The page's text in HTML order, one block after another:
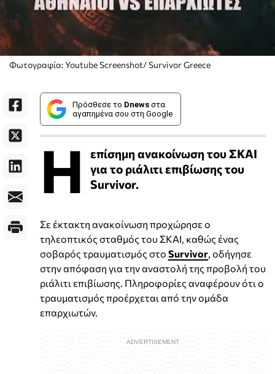
Φωτογραφία: Youtube Screenshot/ Survivor Greece
Πρόσθεσε το Dnews στα
αγαπημένα σου στη Google
Η
επίσημη ανακοίνωση του ΣΚΑΙ
για το ριάλιτι επιβίωσης του
Survivor.
Σε έκτακτη ανακοίνωση προχώρησε ο
τηλεοπτικός σταθμός του ΣΚΑΙ, καθώς ένας
σοβαρός τραυματισμός στο Survivor, οδήγησε
στην απόφαση για την αναστολή της προβολή του
ριάλιτι επιβίωσης. Πληροφορίες αναφέρουν ότι ο
τραυματισμός προέρχεται από την ομάδα
επαρχιωτών.